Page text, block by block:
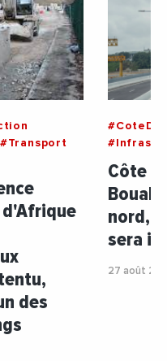
#Transport
des
Côte
nord,
sera
27 août